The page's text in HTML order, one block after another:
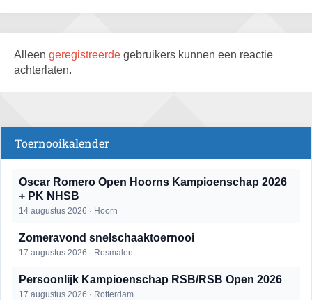
Alleen geregistreerde gebruikers kunnen een reactie
achterlaten.
Toernooikalender
Oscar Romero Open Hoorns Kampioenschap 2026
+ PK NHSB
14 augustus 2026 · Hoorn
Zomeravond snelschaaktoernooi
17 augustus 2026 · Rosmalen
Persoonlijk Kampioenschap RSB/RSB Open 2026
17 augustus 2026 · Rotterdam